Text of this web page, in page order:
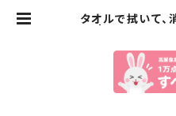
タオルで拭いて